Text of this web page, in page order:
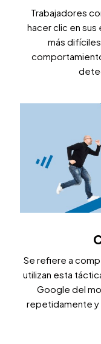
Trabajadores
hacer clic en
más
Se refiere a
utilizan esta
Google del
repetidamente y